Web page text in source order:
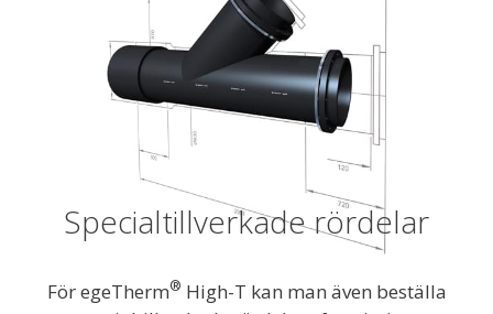
Specialtillverkade rördelar
För egeTherm® High-T kan man även beställa